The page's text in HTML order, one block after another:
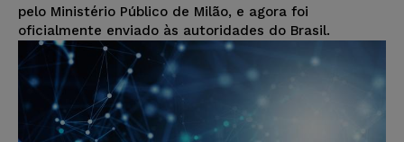
pelo Ministério Público de Milão, e agora foi
oficialmente enviado às autoridades do Brasil.